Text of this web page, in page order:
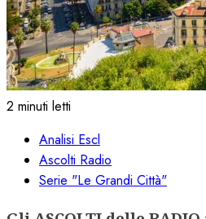
2 minuti letti
Analisi Escl
Ascolti Radio
Serie "Le Grandi Città"